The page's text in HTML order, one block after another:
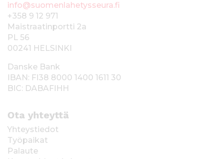
info@suomenlahetysseura.fi
+358 9 12 971
Maistraatinportti 2a
PL 56
00241 HELSINKI
Danske Bank
IBAN: FI38 8000 1400 1611 30
BIC: DABAFIHH
Ota yhteyttä
Yhteystiedot
Työpaikat
Palaute